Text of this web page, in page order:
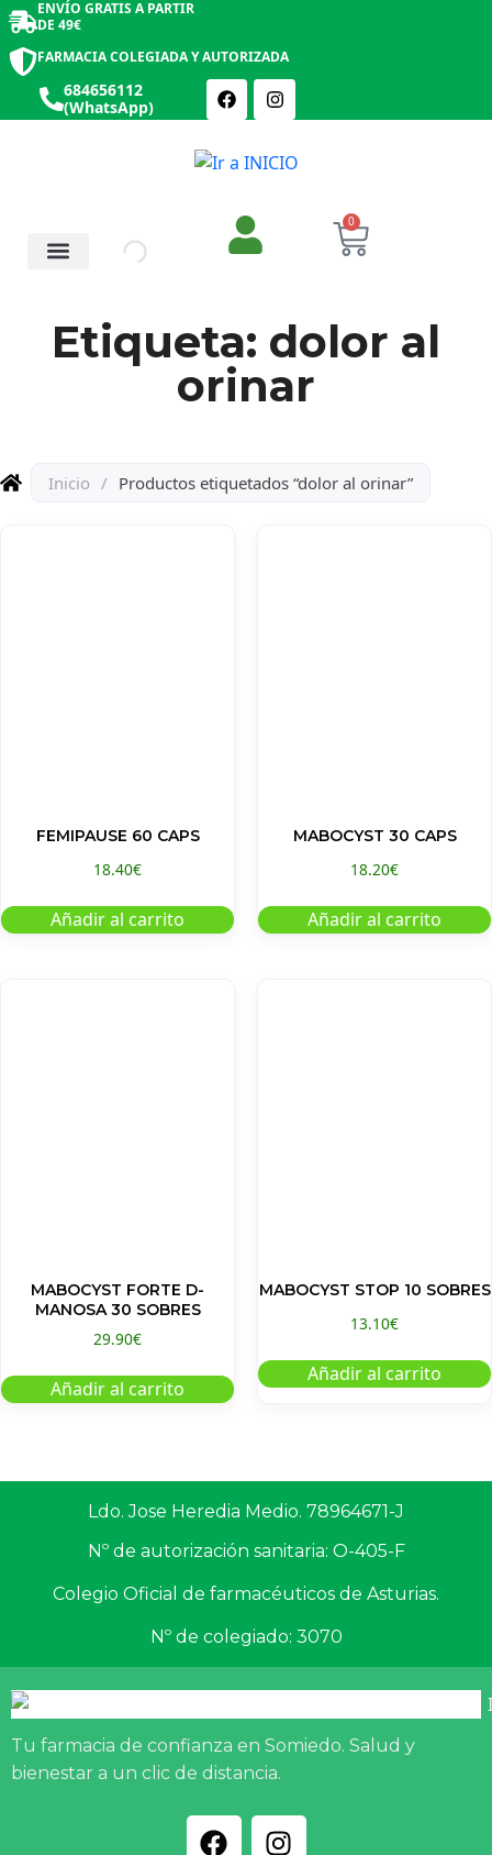
ENVÍO GRATIS A PARTIR
DE 49€
FARMACIA COLEGIADA Y AUTORIZADA
684656112
(WhatsApp)
0
Etiqueta: dolor al
orinar
Inicio / Productos etiquetados “dolor al orinar”
FEMIPAUSE 60 CAPS
18.40€
Añadir al carrito
MABOCYST 30 CAPS
18.20€
Añadir al carrito
MABOCYST FORTE D-
MANOSA 30 SOBRES
29.90€
Añadir al carrito
MABOCYST STOP 10 SOBRES
13.10€
Añadir al carrito
Ldo. Jose Heredia Medio. 78964671-J
Nº de autorización sanitaria: O-405-F
Colegio Oficial de farmacéuticos de Asturias.
Nº de colegiado: 3070
Tu farmacia de confianza en Somiedo. Salud y
bienestar a un clic de distancia.